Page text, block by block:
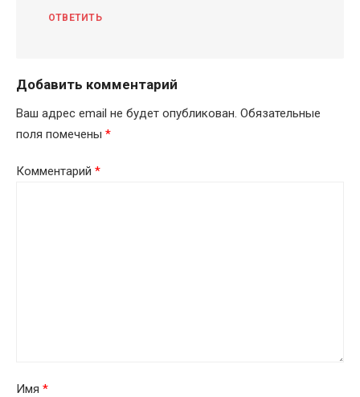
ОТВЕТИТЬ
Добавить комментарий
Ваш адрес email не будет опубликован. Обязательные
поля помечены *
Комментарий *
Имя *